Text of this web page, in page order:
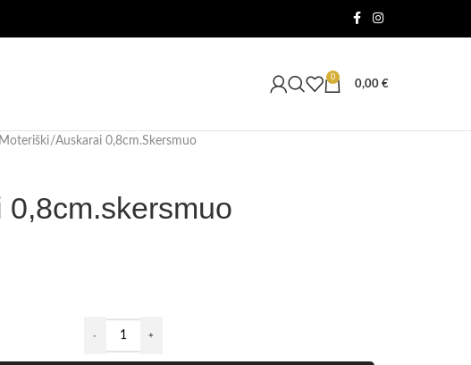
0
0,00 €
Moteriški Auskarai 0,8cm.skersmuo
0,8cm.skersmuo